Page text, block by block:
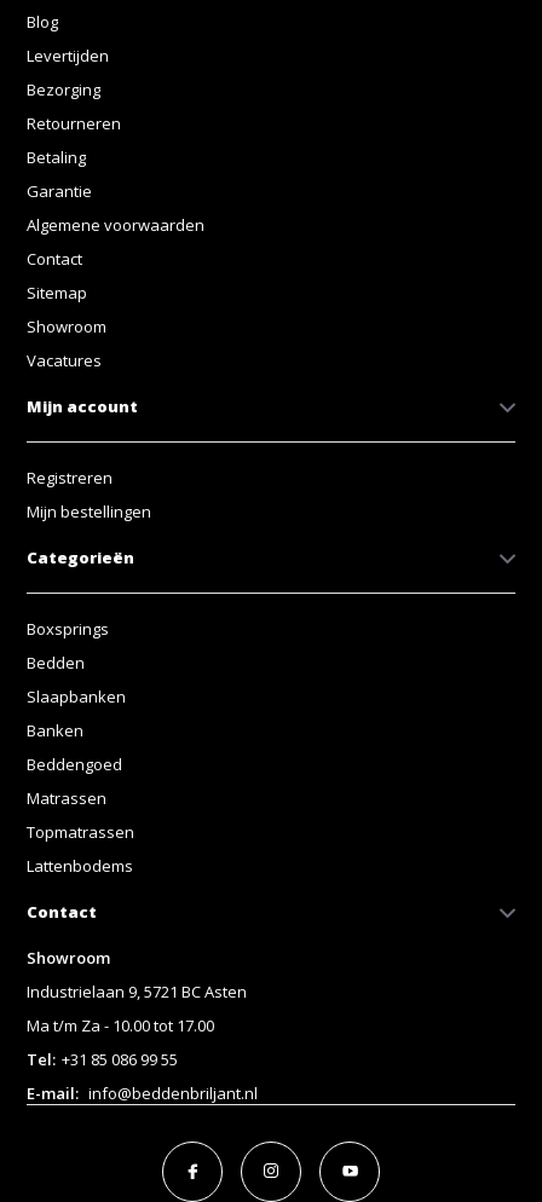
Blog
Levertijden
Bezorging
Retourneren
Betaling
Garantie
Algemene voorwaarden
Contact
Sitemap
Showroom
Vacatures
Mijn account
Registreren
Mijn bestellingen
Categorieën
Boxsprings
Bedden
Slaapbanken
Banken
Beddengoed
Matrassen
Topmatrassen
Lattenbodems
Contact
Showroom
Industrielaan 9, 5721 BC Asten
Ma t/m Za - 10.00 tot 17.00
Tel: +31 85 086 99 55
E-mail: info@beddenbriljant.nl